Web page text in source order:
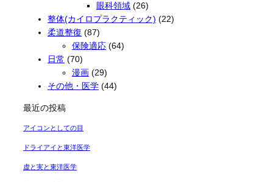
眼科領域 (26)
整体(カイロプラクティック) (22)
柔道整復 (87)
保険適応 (64)
日常 (70)
漫画 (29)
その他・医学 (44)
最近の投稿
アイコンとしての目
ドライアイと東洋医学
虚と実と東洋医学